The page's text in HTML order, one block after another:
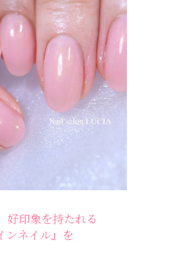
好印象を持たれる
ンネイル』を